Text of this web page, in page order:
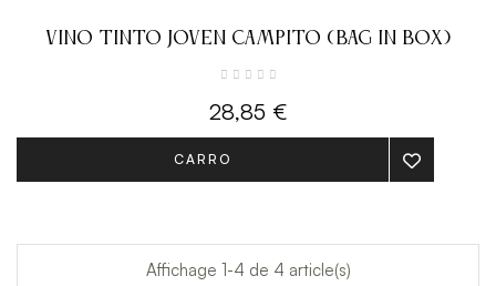
VINO TINTO JOVEN CAMPITO (BAG IN BOX)
28,85 €
CARRO
Affichage 1-4 de 4 article(s)